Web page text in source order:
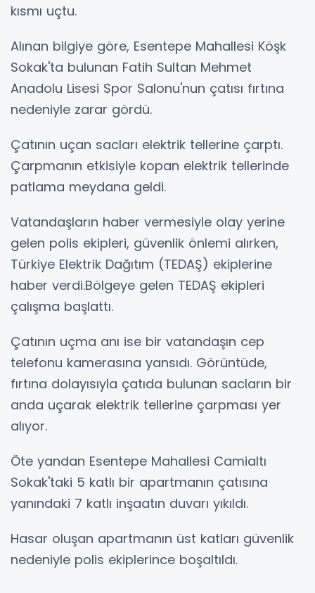
kısmı uçtu.
Alınan bilgiye göre, Esentepe Mahallesi Köşk
Sokak'ta bulunan Fatih Sultan Mehmet
Anadolu Lisesi Spor Salonu'nun çatısı fırtına
nedeniyle zarar gördü.
Çatının uçan sacları elektrik tellerine çarptı.
Çarpmanın etkisiyle kopan elektrik tellerinde
patlama meydana geldi.
Vatandaşların haber vermesiyle olay yerine
gelen polis ekipleri, güvenlik önlemi alırken,
Türkiye Elektrik Dağıtım (TEDAŞ) ekiplerine
haber verdi.Bölgeye gelen TEDAŞ ekipleri
çalışma başlattı.
Çatının uçma anı ise bir vatandaşın cep
telefonu kamerasına yansıdı. Görüntüde,
fırtına dolayısıyla çatıda bulunan sacların bir
anda uçarak elektrik tellerine çarpması yer
alıyor.
Öte yandan Esentepe Mahallesi Camialtı
Sokak'taki 5 katlı bir apartmanın çatısına
yanındaki 7 katlı inşaatın duvarı yıkıldı.
Hasar oluşan apartmanın üst katları güvenlik
nedeniyle polis ekiplerince boşaltıldı.